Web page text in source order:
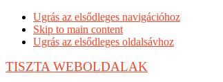
Ugrás az elsődleges navigációhoz
Skip to main content
Ugrás az elsődleges oldalsávhoz
TISZTA WEBOLDALAK